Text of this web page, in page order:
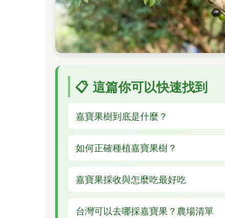
📋 這篇你可以快速找到
嘉寶果樹到底是什麼？
如何正確種植嘉寶果樹？
嘉寶果採收與怎麼吃最好吃
台灣可以去哪採嘉寶果？農場清單